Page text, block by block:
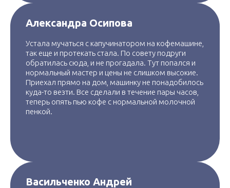
Александра Осипова
Устала мучаться с капучинатором на кофемашине,
так еще и протекать стала. По совету подруги
обратилась сюда, и не прогадала. Тут попался и
нормальный мастер и цены не слишком высокие.
Приехал прямо на дом, машинку не понадобилось
куда-то везти. Все сделали в течение пары часов,
теперь опять пью кофе с нормальной молочной
пенкой.
Васильченко Андрей